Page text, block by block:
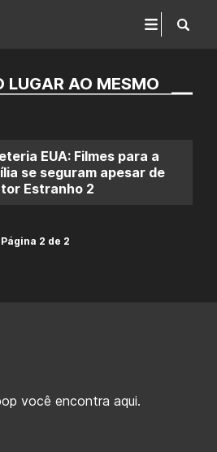
LUGAR AO MESMO
EUA: Filmes para a
se seguram apesar de
Estranho 2
Página 2 de 2
você encontra aqui.